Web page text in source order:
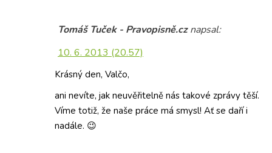
Tomáš Tuček - Pravopisně.cz napsal:
10. 6. 2013 (20.57)
Krásný den, Valčo,
ani nevíte, jak neuvěřitelně nás takové zprávy těší.
Víme totiž, že naše práce má smysl! Ať se daří i
nadále. 😉